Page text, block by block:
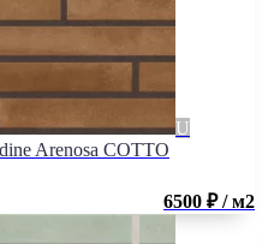
Arenosa COTTO
6500 ₽ / м2